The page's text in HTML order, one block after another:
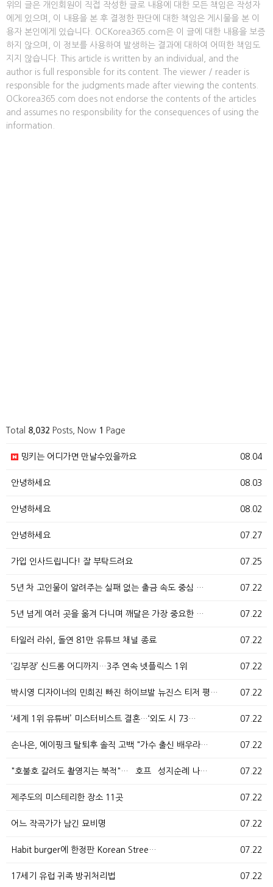
위의 글은 개인회원이 직접 작성한 글로 내용에 대한 모든 책임은 작성자
에게 있으며, 이 내용을 본 후 결정한 판단에 대한 책임은 게시물을 본 이
용자 본인에게 있습니다. OCKorea365.com은 이 글에 대한 내용을 보증
하지 않으며, 이 정보를 사용하여 발생하는 결과에 대하여 어떠한 책임도
지지 않습니다. This article is written by an individual, and the
author is full responsible for its content. The viewer / reader is
responsible for the judgments made after viewing the contents.
OCkorea365.com does not endorse the contents of the articles
and assumes no responsibility for the consequences of using the
information.
Total 8,032 Posts, Now 1 Page
08.04
밍키는 어디가면 만날수있을까요
08.03
안녕하세요
08.02
안녕하세요
07.27
안녕하세요
07.25
가입 인사드립니다! 잘 부탁드려요
07.22
5년 차 고인물이 알려주는 실패 없는 출금 속도 중심 …
07.22
5년 넘게 여러 곳을 옮겨 다니며 깨달은 가장 중요한 …
07.22
타일러 라쉬, 돌연 81만 유튜브 채널 종료
07.22
‘김부장’ 신드롬 어디까지…3주 연속 넷플릭스 1위
07.22
박시영 디자이너의 민희진 빠진 하이브발 뉴진스 티저 평…
07.22
‘세계 1위 유튜버’ 미스터비스트 결혼…‘외도 시 73…
07.22
손나은, 에이핑크 탈퇴후 솔직 고백 "가수 출신 배우라…
07.22
"호불호 갈려도 촬영지는 북적"… `호프` 성지순례 나…
07.22
제주도의 미스테리한 장소 11곳
07.22
어느 작곡가가 남긴 묘비명
07.22
Habit burger에 한정판 Korean Stree…
07.22
17세기 유럽 귀족 방귀처리법